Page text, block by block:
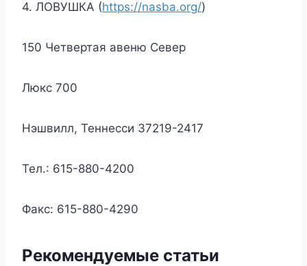
4. ЛОВУШКА (https://nasba.org/)
150 Четвертая авеню Север
Люкс 700
Нэшвилл, Теннесси 37219-2417
Тел.: 615-880-4200
Факс: 615-880-4290
Рекомендуемые статьи